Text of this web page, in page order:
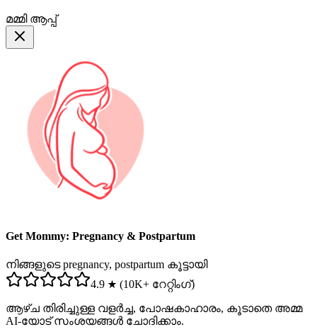
മമ്മി ആപ്പ്
Get Mommy: Pregnancy & Postpartum
നിങ്ങളുടെ pregnancy, postpartum കൂട്ടായി
4.9 ★ (10K+ റേറ്റിംഗ്)
ആഴ്ച തിരിച്ചുള്ള വളർച്ച, പോഷകാഹാരം, കൂടാതെ അമ്മ
AI-യോട് സംശയങ്ങൾ ചോദിക്കാം.